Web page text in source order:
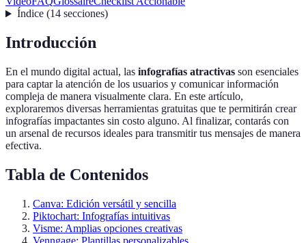
Índice(14 secciones)
Introducción
En el mundo digital actual, las infografías atractivas son esenciales
para captar la atención de los usuarios y comunicar información
compleja de manera visualmente clara. En este artículo,
exploraremos diversas herramientas gratuitas que te permitirán crear
infografías impactantes sin costo alguno. Al finalizar, contarás con
un arsenal de recursos ideales para transmitir tus mensajes de manera
efectiva.
Tabla de Contenidos
Canva: Edición versátil y sencilla
Piktochart: Infografías intuitivas
Visme: Amplias opciones creativas
Venngage: Plantillas personalizables